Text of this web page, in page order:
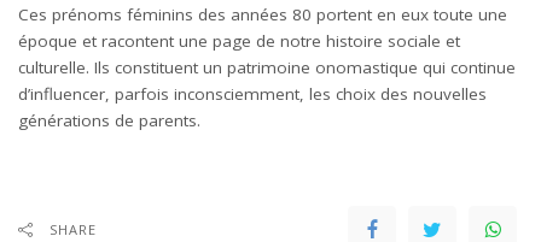
Ces prénoms féminins des années 80 portent en eux toute une
époque et racontent une page de notre histoire sociale et
culturelle. Ils constituent un patrimoine onomastique qui continue
d’influencer, parfois inconsciemment, les choix des nouvelles
générations de parents.
SHARE